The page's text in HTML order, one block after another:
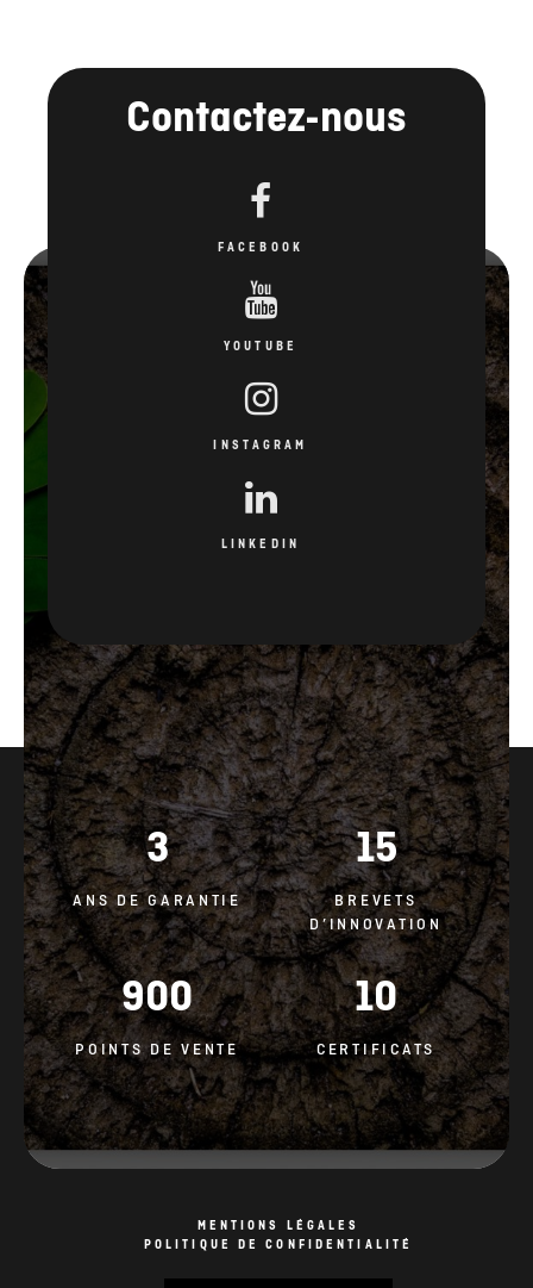
Contactez-nous
FACEBOOK
YOUTUBE
INSTAGRAM
LINKEDIN
3
ANS DE GARANTIE
15
BREVETS
D’INNOVATION
900
POINTS DE VENTE
10
CERTIFICATS
MENTIONS LÉGALES
POLITIQUE DE CONFIDENTIALITÉ